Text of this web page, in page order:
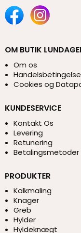
OM BUTIK
Om os
Cookies og
KUNDESERVICE
Kontakt Os
Levering
Retunering
Betalingsmetoder
PRODUKTER
Kalkmaling
Knager
Greb
Hylder
Hyldeknægt